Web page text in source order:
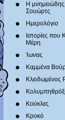
Η
Σουώρτς
Ημερολόγιο
Ιστορίες
Μέρη
Ίωνας
Καμμένα
Κλειδωμένος
Κούκλες
Κροκό